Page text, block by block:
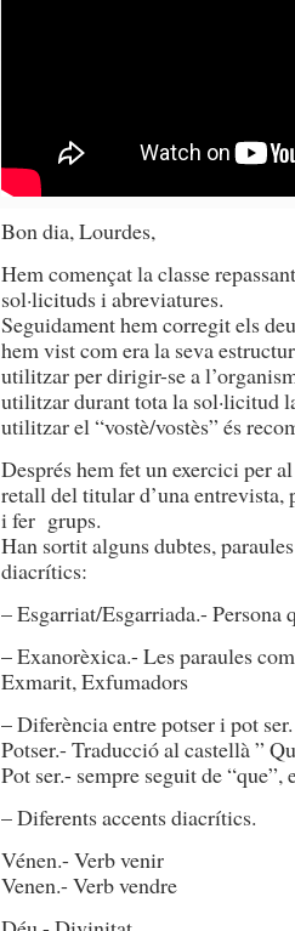
Bon dia, Lourdes,
Hem començat la classe
sol·licituds i abreviatures.
Seguidament hem corregit els
hem vist com era la seva
utilitzar per dirigir-se a
utilitzar durant tota la sol·licitud
utilitzar el “vostè/vostès” és
Després hem fet un exercici per
retall del titular d’una entrevista,
i fer grups.
Han sortit alguns dubtes,
diacrítics:
– Esgarriat/Esgarriada.- Persona
– Exanorèxica.- Les paraules
Exmarit, Exfumadors
– Diferència entre potser i pot ser.
Potser.- Traducció al castellà ”
Pot ser.- sempre seguit de “que”,
– Diferents accents diacrítics.
Vénen.- Verb venir
Venen.- Verb vendre